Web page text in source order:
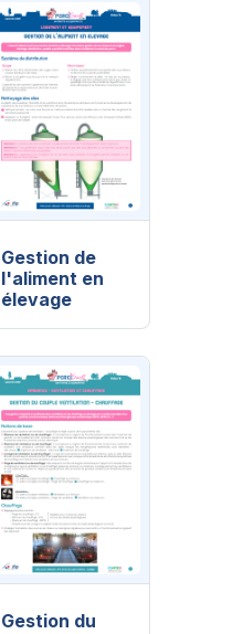
Gestion de
l'aliment en
élevage
Gestion du